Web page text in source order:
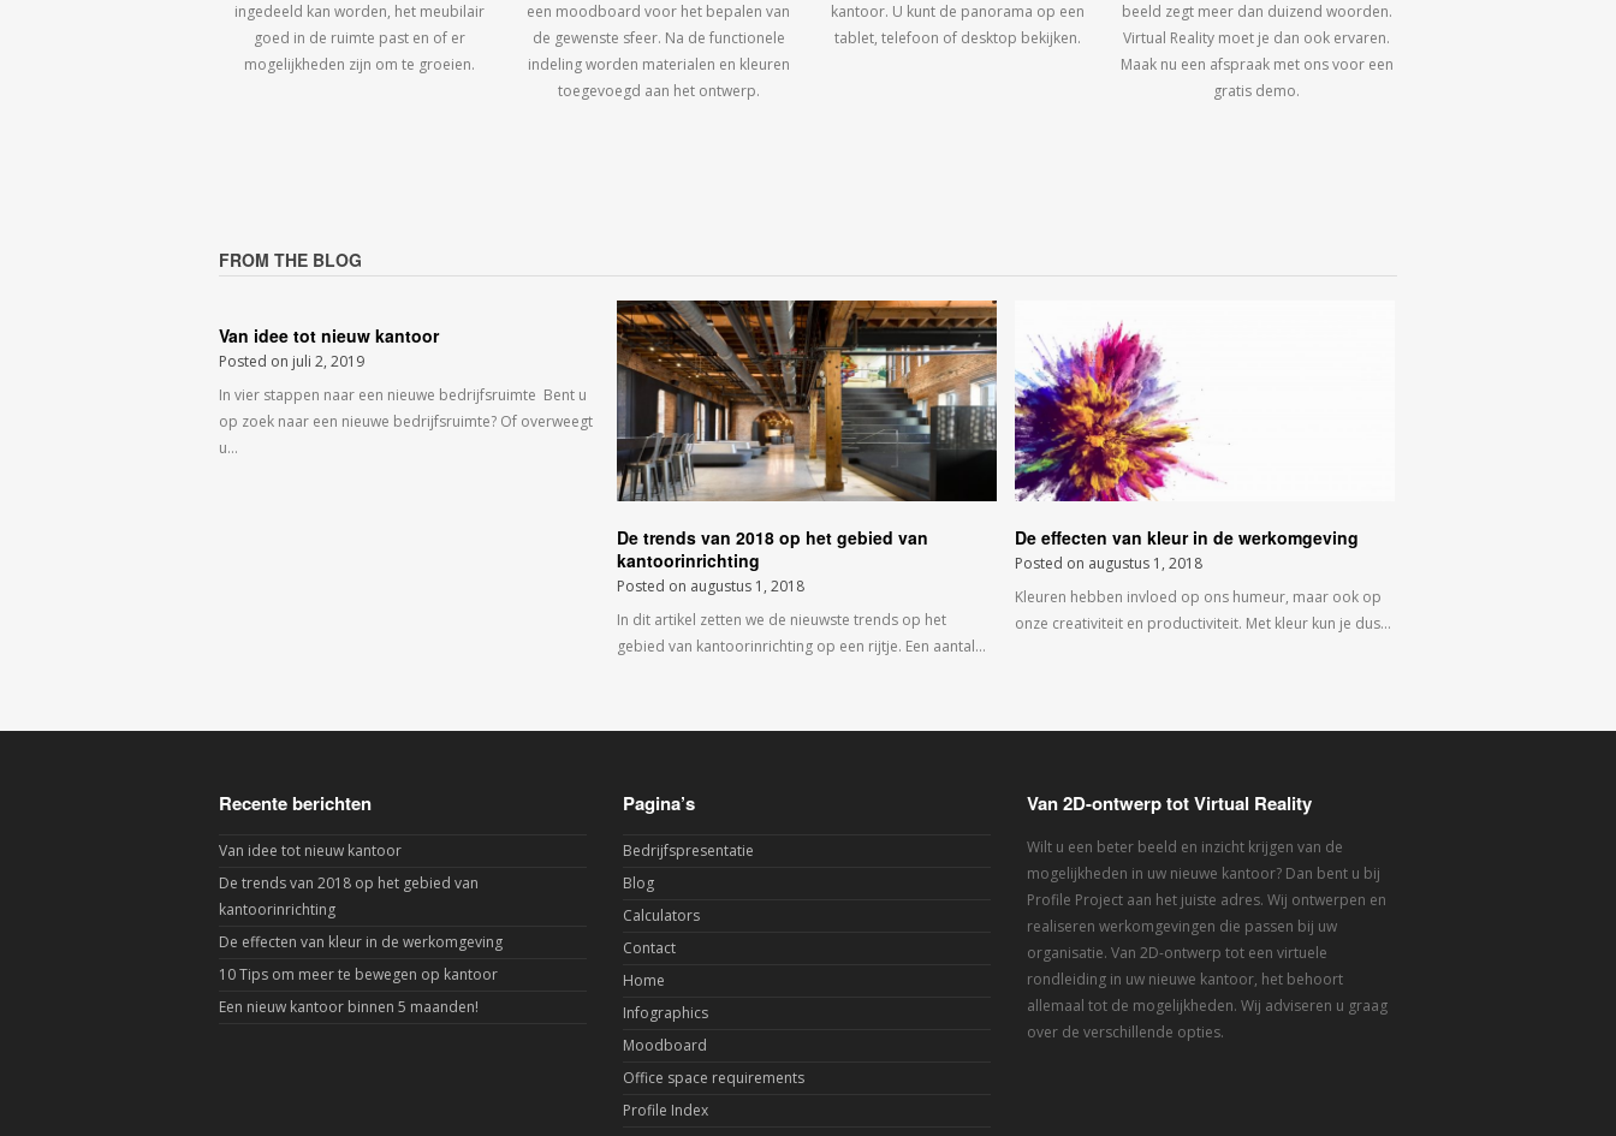
ingedeeld kan worden, het meubilair
goed in de ruimte past en of er
mogelijkheden zijn om te groeien.
een moodboard voor het bepalen van
de gewenste sfeer. Na de functionele
indeling worden materialen en kleuren
toegevoegd aan het ontwerp.
kantoor. U kunt de panorama op een
tablet, telefoon of desktop bekijken.
beeld zegt meer dan duizend woorden.
Virtual Reality moet je dan ook ervaren.
Maak nu een afspraak met ons voor een
gratis demo.
FROM THE BLOG
Van idee tot nieuw kantoor
Posted on juli 2, 2019
In vier stappen naar een nieuwe bedrijfsruimte Bent u
op zoek naar een nieuwe bedrijfsruimte? Of overweegt
u…
De trends van 2018 op het gebied van
kantoorinrichting
Posted on augustus 1, 2018
In dit artikel zetten we de nieuwste trends op het
gebied van kantoorinrichting op een rijtje. Een aantal…
De effecten van kleur in de werkomgeving
Posted on augustus 1, 2018
Kleuren hebben invloed op ons humeur, maar ook op
onze creativiteit en productiviteit. Met kleur kun je dus…
Recente berichten
Van idee tot nieuw kantoor
De trends van 2018 op het gebied van
kantoorinrichting
De effecten van kleur in de werkomgeving
10 Tips om meer te bewegen op kantoor
Een nieuw kantoor binnen 5 maanden!
Pagina’s
Bedrijfspresentatie
Blog
Calculators
Contact
Home
Infographics
Moodboard
Office space requirements
Profile Index
Van 2D-ontwerp tot Virtual Reality
Wilt u een beter beeld en inzicht krijgen van de
mogelijkheden in uw nieuwe kantoor? Dan bent u bij
Profile Project aan het juiste adres. Wij ontwerpen en
realiseren werkomgevingen die passen bij uw
organisatie. Van 2D-ontwerp tot een virtuele
rondleiding in uw nieuwe kantoor, het behoort
allemaal tot de mogelijkheden. Wij adviseren u graag
over de verschillende opties.